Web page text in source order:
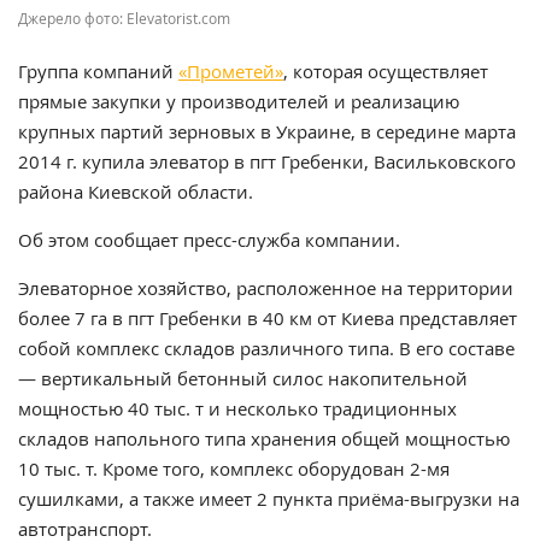
Джерело фото: Elevatorist.com
Группа компаний «Прометей», которая осуществляет
прямые закупки у производителей и реализацию
крупных партий зерновых в Украине, в середине марта
2014 г. купила элеватор в пгт Гребенки, Васильковского
района Киевской области.
Об этом сообщает пресс-служба компании.
Элеваторное хозяйство, расположенное на территории
более 7 га в пгт Гребенки в 40 км от Киева представляет
собой комплекс складов различного типа. В его составе
— вертикальный бетонный силос накопительной
мощностью 40 тыс. т и несколько традиционных
складов напольного типа хранения общей мощностью
10 тыс. т. Кроме того, комплекс оборудован 2-мя
сушилками, а также имеет 2 пункта приёма-выгрузки на
автотранспорт.